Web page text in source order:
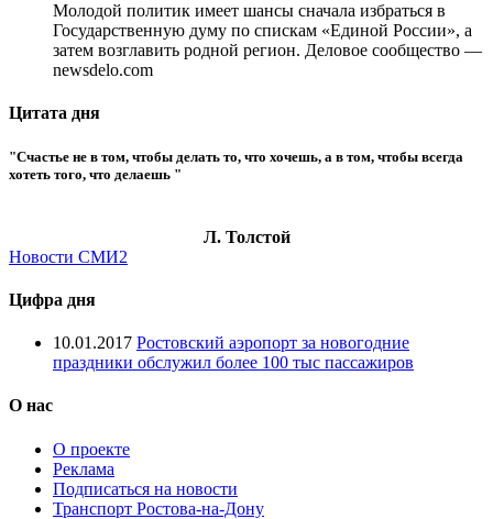
Молодой политик имеет шансы сначала избраться в
Государственную думу по спискам «Единой России», а
затем возглавить родной регион. Деловое сообщество —
newsdelo.com
Цитата дня
"Счастье не в том, чтобы делать то, что хочешь, а в том, чтобы всегда
хотеть того, что делаешь "
Л. Толстой
Новости СМИ2
Цифра дня
10.01.2017 Ростовский аэропорт за новогодние
праздники обслужил более 100 тыс пассажиров
О нас
О проекте
Реклама
Подписаться на новости
Транспорт Ростова-на-Дону